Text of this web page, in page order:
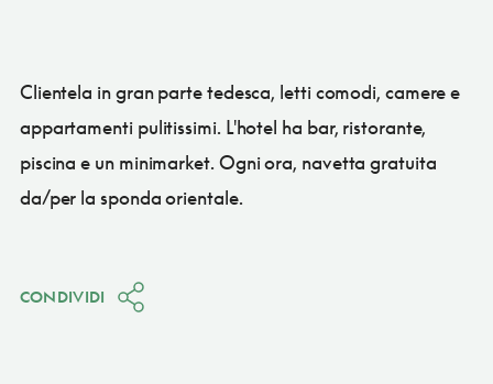
Clientela in gran parte tedesca, letti comodi, camere e
appartamenti pulitissimi. L'hotel ha bar, ristorante,
piscina e un minimarket. Ogni ora, navetta gratuita
da/per la sponda orientale.
CONDIVIDI